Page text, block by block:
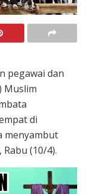
pegawai dan
Muslim
di
menyambut
(10/4).